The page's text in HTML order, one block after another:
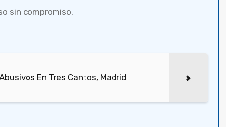
sin compromiso.
En Tres Cantos, Madrid